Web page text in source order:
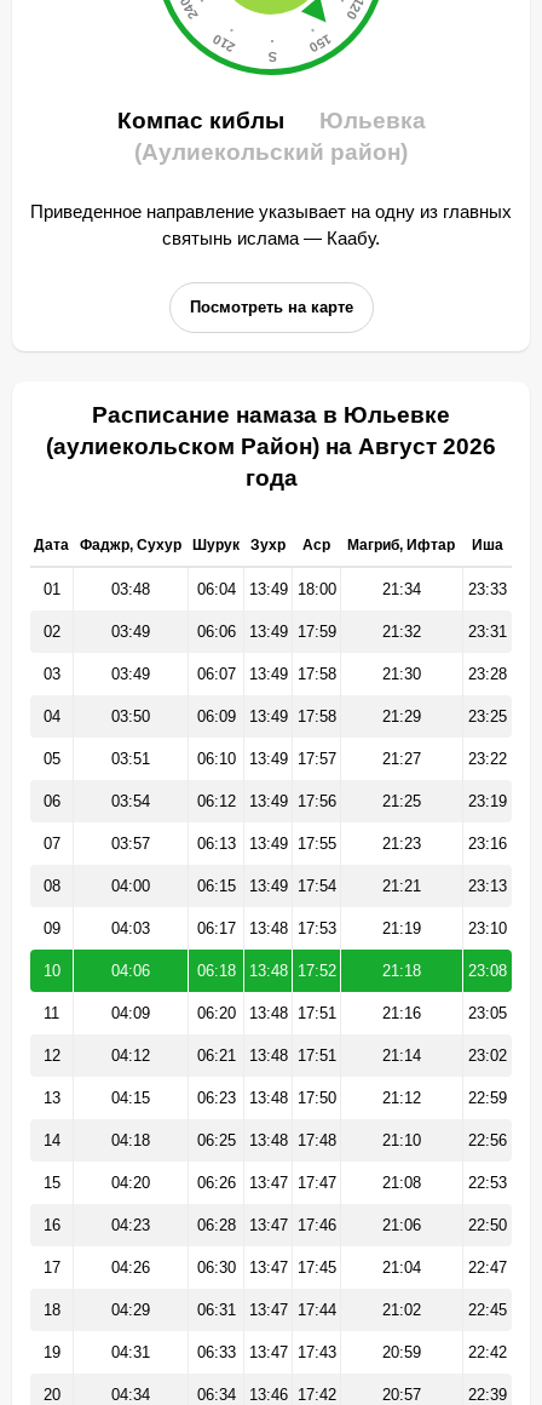
Компас киблы
Юльевка
(Аулиекольский район)
Приведенное направление указывает на одну из главных
святынь ислама — Каабу.
Посмотреть на карте
Расписание намаза в Юльевке
(аулиекольском Район) на Август 2026
года
Дата Фаджр, Сухур Шурук Зухр Аср Магриб, Ифтар Иша
01 03:48 06:04 13:49 18:00 21:34 23:33
02 03:49 06:06 13:49 17:59 21:32 23:31
03 03:49 06:07 13:49 17:58 21:30 23:28
04 03:50 06:09 13:49 17:58 21:29 23:25
05 03:51 06:10 13:49 17:57 21:27 23:22
06 03:54 06:12 13:49 17:56 21:25 23:19
07 03:57 06:13 13:49 17:55 21:23 23:16
08 04:00 06:15 13:49 17:54 21:21 23:13
09 04:03 06:17 13:48 17:53 21:19 23:10
10 04:06 06:18 13:48 17:52 21:18 23:08
11 04:09 06:20 13:48 17:51 21:16 23:05
12 04:12 06:21 13:48 17:51 21:14 23:02
13 04:15 06:23 13:48 17:50 21:12 22:59
14 04:18 06:25 13:48 17:48 21:10 22:56
15 04:20 06:26 13:47 17:47 21:08 22:53
16 04:23 06:28 13:47 17:46 21:06 22:50
17 04:26 06:30 13:47 17:45 21:04 22:47
18 04:29 06:31 13:47 17:44 21:02 22:45
19 04:31 06:33 13:47 17:43 20:59 22:42
20 04:34 06:34 13:46 17:42 20:57 22:39